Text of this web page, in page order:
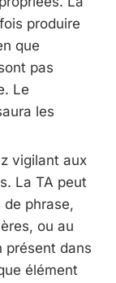
produire
que
pas
Le
les
vigilant aux
La TA peut
phrase,
ou au
présent dans
élément